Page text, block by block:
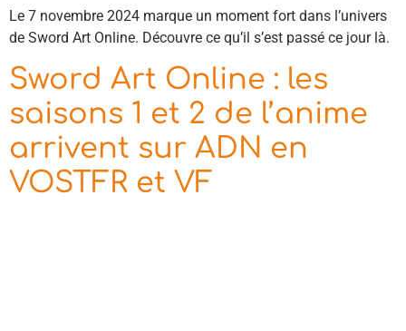
Le 7 novembre 2024 marque un moment fort dans l’univers
de Sword Art Online. Découvre ce qu’il s’est passé ce jour là.
Sword Art Online : les
saisons 1 et 2 de l’anime
arrivent sur ADN en
VOSTFR et VF